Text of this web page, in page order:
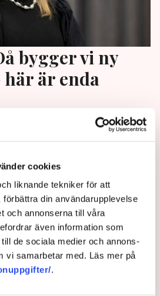
cookies
liknande tekniker för att
din användarupplevelse
och annonserna till våra
även information som
de sociala medier och annons-
vi samarbetar med. Läs mer på
.
bygger vi ny
är enda
på att bygga ny kärnkraft
rätt riskdelningsmodell ska
helst för elen”, säger Desirée
kärnkraftssatsning, i
TN.